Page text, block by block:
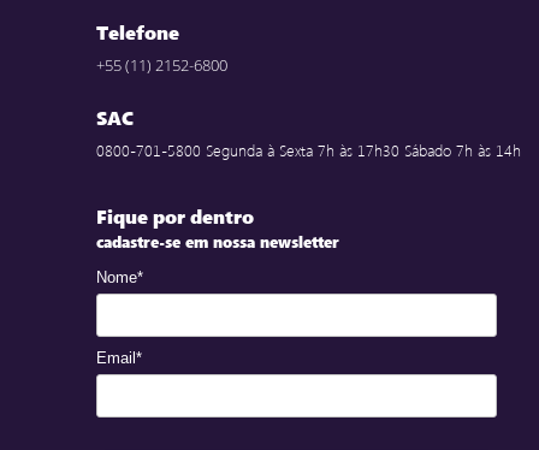
Telefone
+55 (11) 2152-6800
SAC
0800-701-5800 Segunda à Sexta 7h às 17h30 Sábado 7h às 14h
Fique por dentro
cadastre-se em nossa newsletter
Nome*
Email*